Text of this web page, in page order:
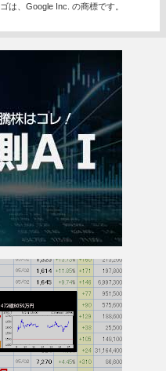
は、Google Inc. の商標です。